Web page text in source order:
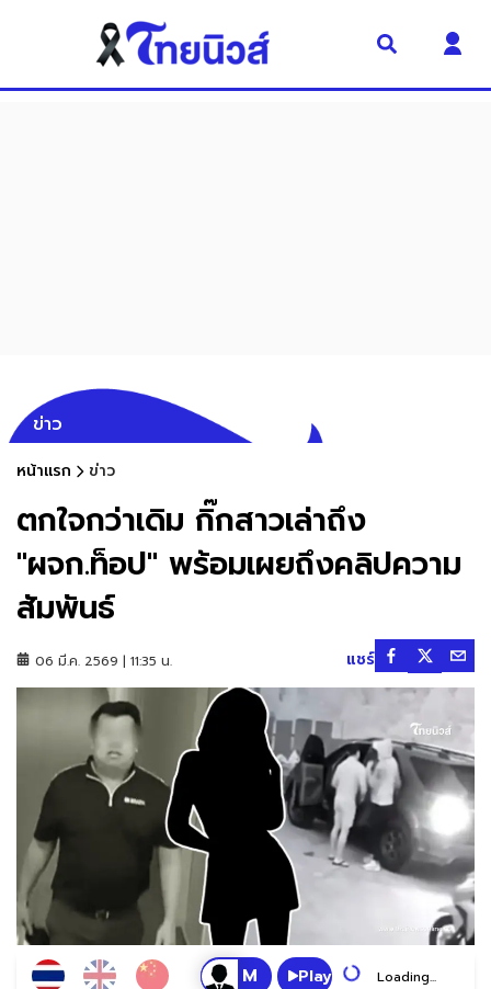
ข่าว
หน้าแรก ข่าว
ตกใจกว่าเดิม กิ๊กสาวเล่าถึง
"ผจก.ท็อป" พร้อมเผยถึงคลิปความ
สัมพันธ์
06 มี.ค. 2569 | 11:35 น. แชร์
Play Loading...